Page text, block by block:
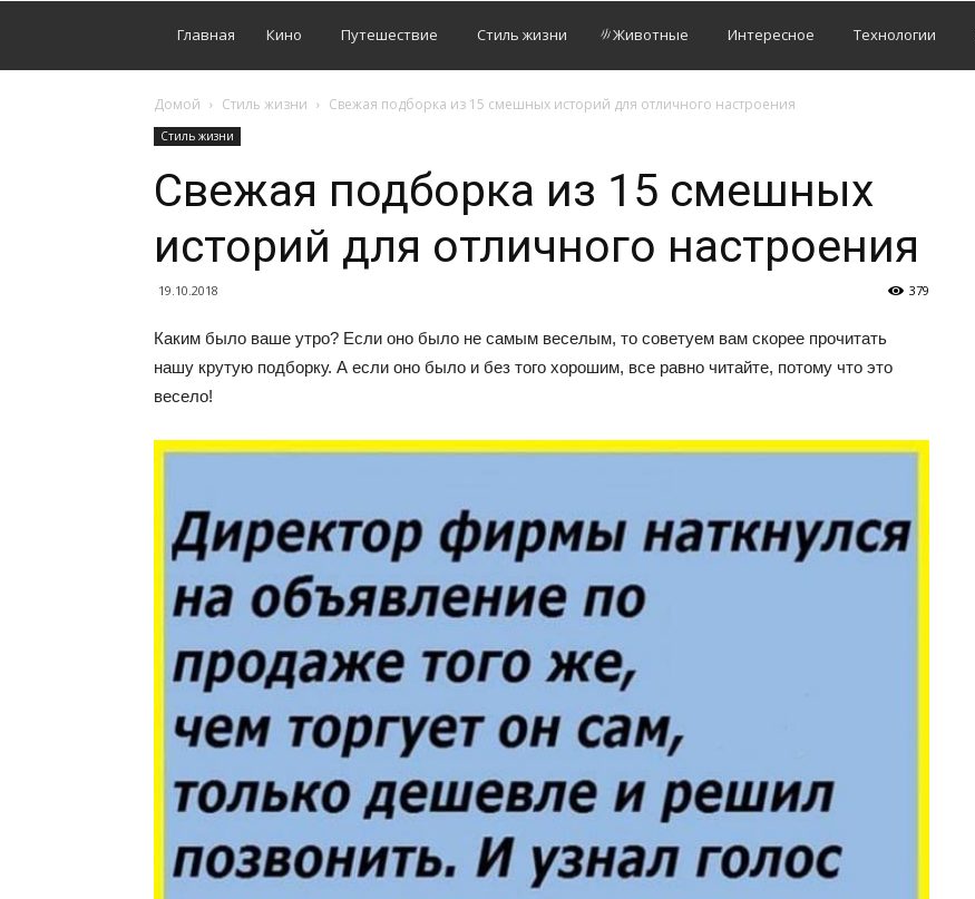
Главная Кино Путешествие Стиль жизни Животные Интересное Технологии
Домой Стиль жизни Свежая подборка из 15 смешных историй для отличного настроения
Стиль жизни
Свежая подборка из 15 смешных
историй для отличного настроения
19.10.2018 379
Каким было ваше утро? Если оно было не самым веселым, то советуем вам скорее прочитать
нашу крутую подборку. А если оно было и без того хорошим, все равно читайте, потому что это
весело!